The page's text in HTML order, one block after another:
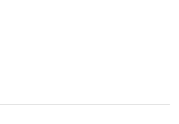
E-Mails
der
Media am Arbeitsplatz